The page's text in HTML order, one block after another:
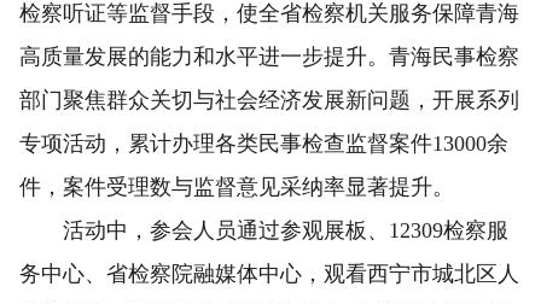
检察听证等监督手段，使全省检察机关服务保障青海
高质量发展的能力和水平进一步提升。青海民事检察
部门聚焦群众关切与社会经济发展新问题，开展系列
专项活动，累计办理各类民事检查监督案件13000余
件，案件受理数与监督意见采纳率显著提升。
活动中，参会人员通过参观展板、12309检察服
务中心、省检察院融媒体中心，观看西宁市城北区人